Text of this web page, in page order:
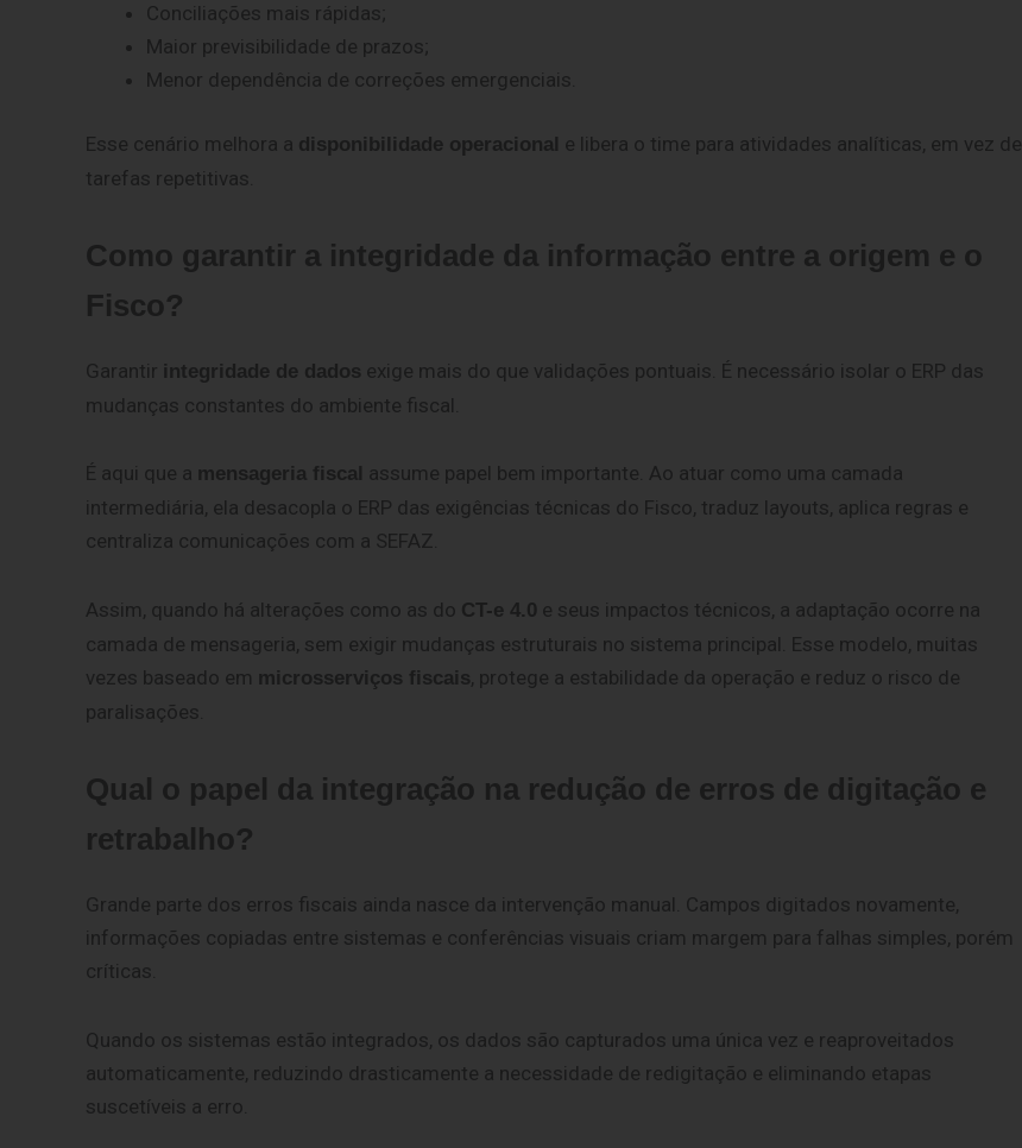
Conciliações mais rápidas;
Maior previsibilidade de prazos;
Menor dependência de correções emergenciais.
Esse cenário melhora a disponibilidade operacional e libera o time para atividades analíticas, em vez de
tarefas repetitivas.
Como garantir a integridade da informação entre a origem e o
Fisco?
Garantir integridade de dados exige mais do que validações pontuais. É necessário isolar o ERP das
mudanças constantes do ambiente fiscal.
É aqui que a mensageria fiscal assume papel bem importante. Ao atuar como uma camada
intermediária, ela desacopla o ERP das exigências técnicas do Fisco, traduz layouts, aplica regras e
centraliza comunicações com a SEFAZ.
Assim, quando há alterações como as do CT-e 4.0 e seus impactos técnicos, a adaptação ocorre na
camada de mensageria, sem exigir mudanças estruturais no sistema principal. Esse modelo, muitas
vezes baseado em microsserviços fiscais, protege a estabilidade da operação e reduz o risco de
paralisações.
Qual o papel da integração na redução de erros de digitação e
retrabalho?
Grande parte dos erros fiscais ainda nasce da intervenção manual. Campos digitados novamente,
informações copiadas entre sistemas e conferências visuais criam margem para falhas simples, porém
críticas.
Quando os sistemas estão integrados, os dados são capturados uma única vez e reaproveitados
automaticamente, reduzindo drasticamente a necessidade de redigitação e eliminando etapas
suscetíveis a erro.